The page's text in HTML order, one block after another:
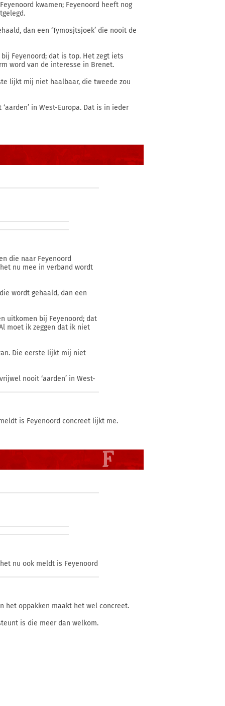
kwamen; Feyenoord heeft nog
dan een ‘Tymosjtsjoek’ die nooit de
Feyenoord; dat is top. Het zegt iets
word van de interesse in Brenet.
lijkt mij niet haalbaar, die tweede zou
in West-Europa. Dat is in ieder
die naar Feyenoord
nu mee in verband wordt
wordt gehaald, dan een
uitkomen bij Feyenoord; dat
moet ik zeggen dat ik niet
Die eerste lijkt mij niet
nooit ‘aarden’ in West-
is Feyenoord concreet lijkt me.
nu ook meldt is Feyenoord
het oppakken maakt het wel concreet.
is die meer dan welkom.